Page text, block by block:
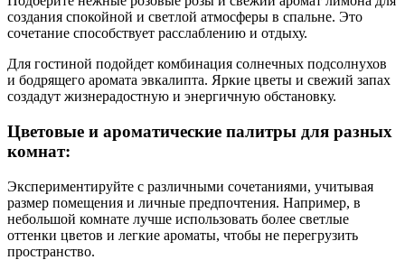
создания спокойной и светлой атмосферы в спальне. Это
сочетание способствует расслаблению и отдыху.
Для гостиной подойдет комбинация солнечных подсолнухов
и бодрящего аромата эвкалипта. Яркие цветы и свежий запах
создадут жизнерадостную и энергичную обстановку.
Цветовые и ароматические палитры для разных
комнат:
Экспериментируйте с различными сочетаниями, учитывая
размер помещения и личные предпочтения. Например, в
небольшой комнате лучше использовать более светлые
оттенки цветов и легкие ароматы, чтобы не перегрузить
пространство.